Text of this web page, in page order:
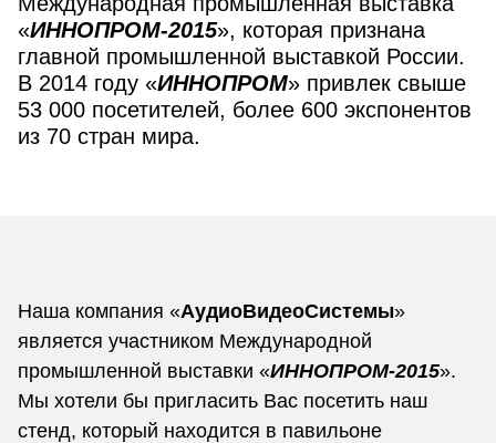
«ИННОПРОМ-2015», которая признана
главной промышленной выставкой России.
В 2014 году «ИННОПРОМ» привлек свыше
53 000 посетителей, более 600 экспонентов
из 70 стран мира.
Наша компания «АудиоВидеоСистемы»
является участником Международной
промышленной выставки «ИННОПРОМ-2015».
Мы хотели бы пригласить Вас посетить наш
стенд, который находится в павильоне